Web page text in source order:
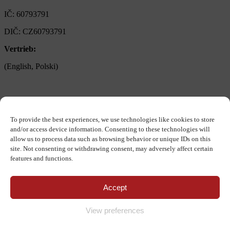
To provide the best experiences, we use technologies like cookies to store
and/or access device information. Consenting to these technologies will
allow us to process data such as browsing behavior or unique IDs on this
site. Not consenting or withdrawing consent, may adversely affect certain
features and functions.
Accept
View preferences
IČ: 60793791
DIČ: CZ60793791
Vertrieb:
(English, Polski)
> nakup@alfaplastik.cz
Personalabteilung: +420 728 157 193
> personalni@alfaplastik.cz
das Einverständnis der Firma Alfa Plastik, a.s. verbreitet werden.
Datenschutzgrundsätze